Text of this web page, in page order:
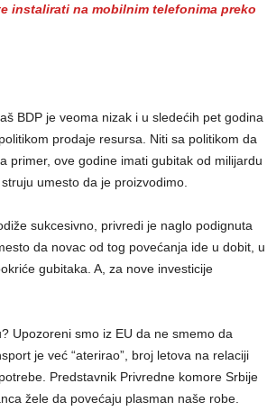
instalirati na mobilnim telefonima preko
BDP je veoma nizak i u sledećih pet godina
prodaje resursa. Niti sa politikom da
primer, ove godine imati gubitak od milijardu
umesto da je proizvodimo.
sukcesivno, privredi je naglo podignuta
da novac od tog povećanja ide u dobit, u
gubitaka. A, za nove investicije
Upozoreni smo iz EU da ne smemo da
je već “aterirao”, broj letova na relaciji
Predstavnik Privredne komore Srbije
žele da povećaju plasman naše robe.